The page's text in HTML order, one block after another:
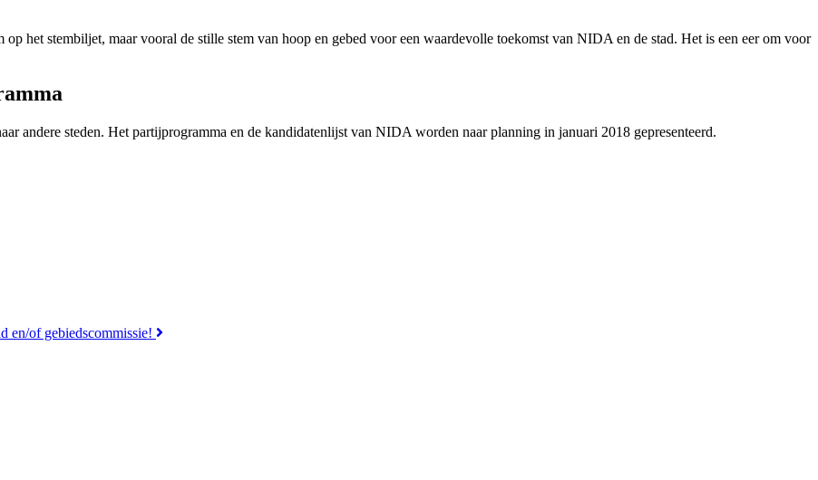
het stembiljet, maar vooral de stille stem van hoop en gebed voor een waardevolle toekomst van NIDA en de stad. Het is een eer om voor
andere steden. Het partijprogramma en de kandidatenlijst van NIDA worden naar planning in januari 2018 gepresenteerd.
en/of gebiedscommissie!